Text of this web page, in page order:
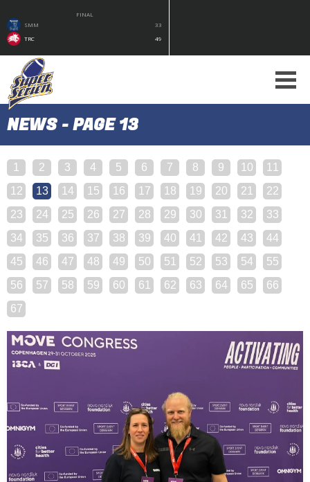
FINAL
SMM
33
TRC
49
NEWS - PAGE 13
1 2 3 4 5 6 7 8 9 10
11
12
13 14 15 16 17 18 19 20 21
22
23
24 25 26 27 28 29 30 31 32
33
34
35 36 37 38 39 40 41 42 43
44
45
46 47 48 49 50 51 52 53 54
55
56
57 58 59 60 61 62 63 64 65
66
67